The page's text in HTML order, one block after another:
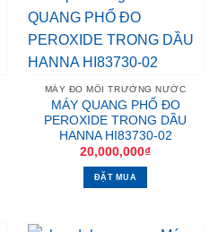
MÁY ĐO MÔI TRƯỜNG NƯỚC
MÁY QUANG PHỔ ĐO
PEROXIDE TRONG DẦU
HANNA HI83730-02
20,000,000₫
ĐẶT MUA